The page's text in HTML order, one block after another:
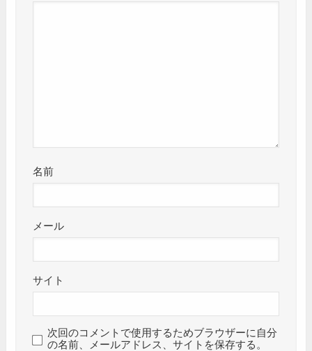
名前
メール
サイト
次回のコメントで使用するためブラウザーに自分
の名前、メールアドレス、サイトを保存する。